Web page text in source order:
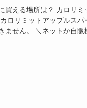
買える場所は？ カロリ
ロリミットアップルスパ
ません。 ＼ネットか自販